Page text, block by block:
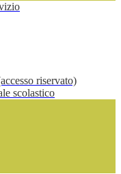
riservato)
scolastico